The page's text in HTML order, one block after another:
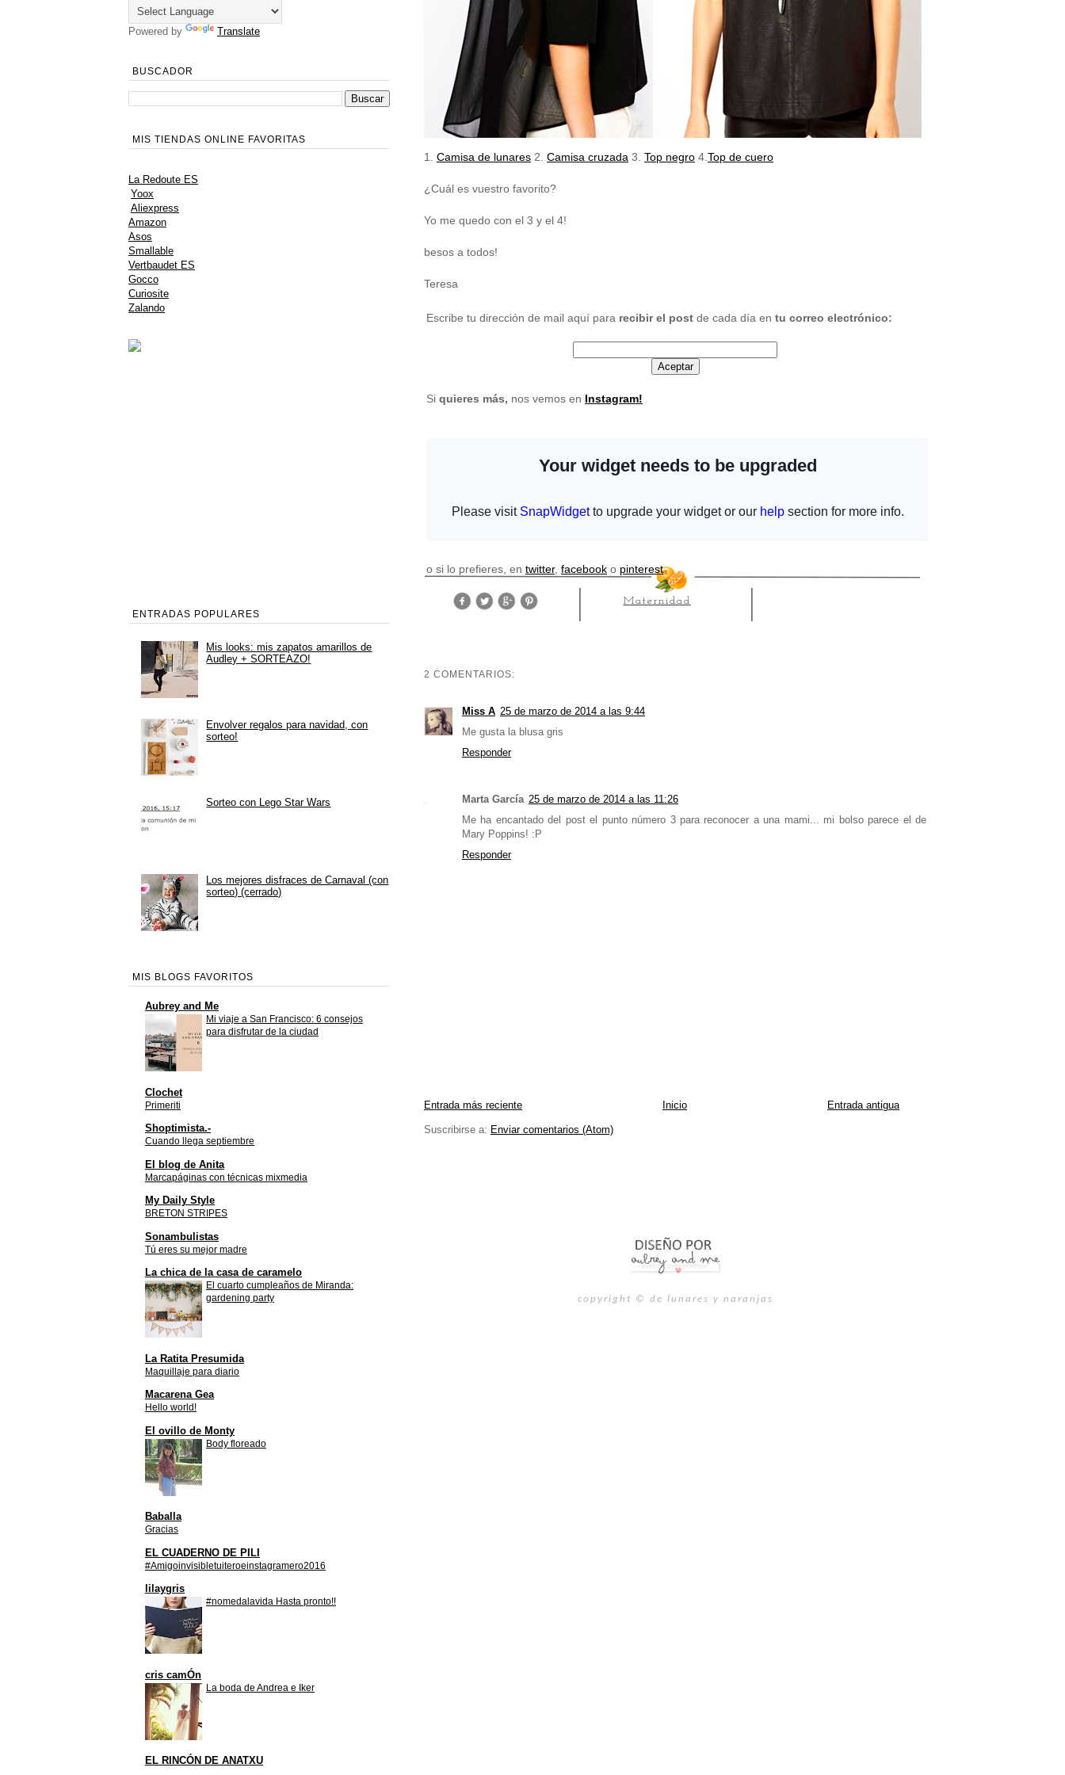
1. Camisa de lunares 2. Camisa cruzada 3. Top negro 4.Top de cuero
¿Cuál es vuestro favorito?
Yo me quedo con el 3 y el 4!
besos a todos!
Teresa
Escribe tu dirección de mail aquí para recibir el post de cada día en tu correo electrónico:
Si quieres más, nos vemos en Instagram!
o si lo prefieres, en twitter, facebook o pinterest
Maternidad
2 COMENTARIOS:
Miss A 25 de marzo de 2014 a las 9:44
Me gusta la blusa gris
Responder
Marta García 25 de marzo de 2014 a las 11:26
Me ha encantado del post el punto número 3 para reconocer a una mami... mi bolso parece el de
Mary Poppins! :P
Responder
Entrada más reciente Entrada antigua
Inicio
Suscribirse a: Enviar comentarios (Atom)
copyright © de lunares y naranjas
Powered by Translate
BUSCADOR
MIS TIENDAS ONLINE FAVORITAS
La Redoute ES
Yoox
Aliexpress
Amazon
Asos
Smallable
Vertbaudet ES
Gocco
Curiosite
Zalando
ENTRADAS POPULARES
Mis looks: mis zapatos amarillos de
Audley + SORTEAZO!
Envolver regalos para navidad, con
sorteo!
Sorteo con Lego Star Wars
Los mejores disfraces de Carnaval (con
sorteo) (cerrado)
MIS BLOGS FAVORITOS
Aubrey and Me
Mi viaje a San Francisco: 6 consejos
para disfrutar de la ciudad
Clochet
Primeriti
Shoptimista.-
Cuando llega septiembre
El blog de Anita
Marcapáginas con técnicas mixmedia
My Daily Style
BRETON STRIPES
Sonambulistas
Tú eres su mejor madre
La chica de la casa de caramelo
El cuarto cumpleaños de Miranda:
gardening party
La Ratita Presumida
Maquillaje para diario
Macarena Gea
Hello world!
El ovillo de Monty
Body floreado
Baballa
Gracias
EL CUADERNO DE PILI
#Amigoinvisibletuiteroeinstagramero2016
lilaygris
#nomedalavida Hasta pronto!!
cris camÓn
La boda de Andrea e Iker
EL RINCÓN DE ANATXU